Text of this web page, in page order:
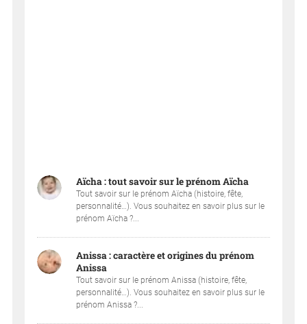
Aïcha : tout savoir sur le prénom Aïcha
Tout savoir sur le prénom Aïcha (histoire, fête,
personnalité…). Vous souhaitez en savoir plus sur le
prénom Aïcha ?...
Anissa : caractère et origines du prénom
Anissa
Tout savoir sur le prénom Anissa (histoire, fête,
personnalité…). Vous souhaitez en savoir plus sur le
prénom Anissa ?...